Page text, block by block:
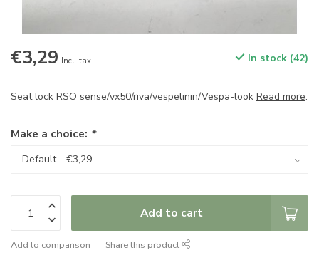
€3,29 Incl. tax In stock (42)
Seat lock RSO sense/vx50/riva/vespelinin/Vespa-look Read more.
Make a choice: *
Add to cart
Add to comparison Share this product